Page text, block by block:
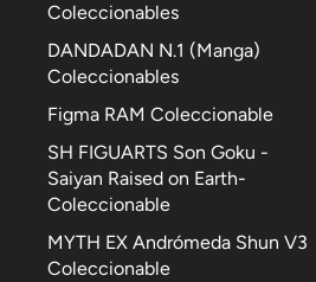
Coleccionables
DANDADAN N.1 (Manga)
Coleccionables
Figma RAM Coleccionable
SH FIGUARTS Son Goku -
Saiyan Raised on Earth-
Coleccionable
MYTH EX Andrómeda Shun V3
Coleccionable